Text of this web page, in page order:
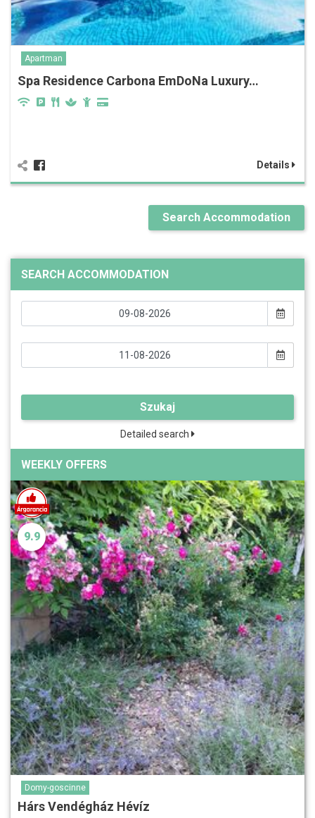
Apartman
Spa Residence Carbona EmDoNa Luxury…
Details
Search Accommodation
SEARCH ACCOMMODATION
Szukaj
Detailed search
WEEKLY OFFERS
9.9
Domy-goscinne
Hárs Vendégház Hévíz